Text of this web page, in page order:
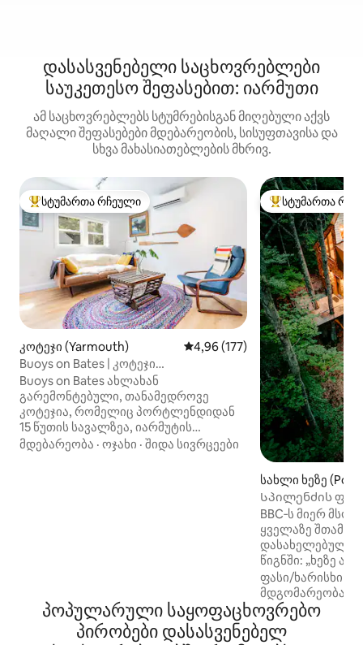
დასასვენებელი საცხოვრებლები
საუკეთესო შეფასებით: იარმუთი
ამ საცხოვრებლებს სტუმრებისგან მიღებული აქვს
მაღალი შეფასებები მდებარეობის, სისუფთავისა და
სხვა მახასიათებლების მხრივ.
სტუმართა რჩეული მოწინავე ვარიანტი
სტუმართა რჩეული
კოტეჯი (Yarmouth) საშუალო შეფასებაა 5‑დან
4,96 (177)
Buoys on Bates | კოტეჯი
წყვილებისთვის პორტლენდთან
Buoys on Bates ახლახან
გარემონტებული, თანამედროვე
კოტეჯია, რომელიც პორტლენდიდან
15 წუთის სავალზეა, იარმუტის
ისტორიული მთავარი ქუჩიდან კი
პირდაპირ კართან. ფეხით მიდით
მაღაზიებამდე, რესტორნებამდე და
მდებარეობა · ოჯახი · შიდა სივრცეები
სტუმართა
სტუმართა
სახლი ხეზე
Სპილენძის
BBC‑ს მიერ
ყველაზე
დასახელებული წარმოდგენილია
წიგნში: „ხეზე
თანამედროვე
გამომცემლობა
2025 წელს
ყველაზე
საცხოვრებელი მენში!
ფასი/ხარისხი
მდგომარეობა
პოპულარული საყოფაცხოვრებო
პირობები დასასვენებელ